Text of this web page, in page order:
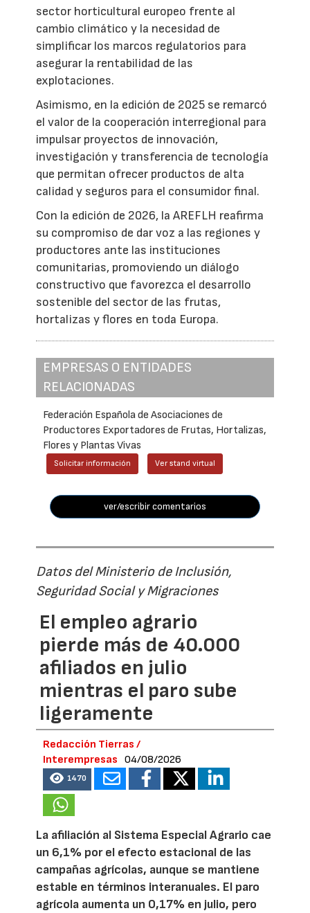
sector horticultural europeo frente al
cambio climático y la necesidad de
simplificar los marcos regulatorios para
asegurar la rentabilidad de las
explotaciones.
Asimismo, en la edición de 2025 se remarcó
el valor de la cooperación interregional para
impulsar proyectos de innovación,
investigación y transferencia de tecnología
que permitan ofrecer productos de alta
calidad y seguros para el consumidor final.
Con la edición de 2026, la AREFLH reafirma
su compromiso de dar voz a las regiones y
productores ante las instituciones
comunitarias, promoviendo un diálogo
constructivo que favorezca el desarrollo
sostenible del sector de las frutas,
hortalizas y flores en toda Europa.
EMPRESAS O ENTIDADES
RELACIONADAS
Federación Española de Asociaciones de
Productores Exportadores de Frutas, Hortalizas,
Flores y Plantas Vivas
Solicitar información Ver stand virtual
ver/escribir comentarios
Datos del Ministerio de Inclusión,
Seguridad Social y Migraciones
El empleo agrario
pierde más de 40.000
afiliados en julio
mientras el paro sube
ligeramente
Redacción Tierras /
Interempresas
04/08/2026
1470
La afiliación al Sistema Especial Agrario cae
un 6,1% por el efecto estacional de las
campañas agrícolas, aunque se mantiene
estable en términos interanuales. El paro
agrícola aumenta un 0,17% en julio, pero